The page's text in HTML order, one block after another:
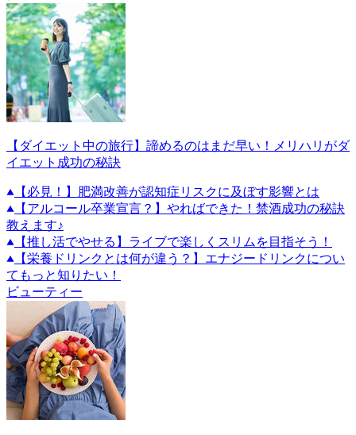
【ダイエット中の旅行】諦めるのはまだ早い！メリハリがダ
イエット成功の秘訣
【必見！】肥満改善が認知症リスクに及ぼす影響とは
【アルコール卒業宣言？】やればできた！禁酒成功の秘訣
教えます♪
【推し活でやせる】ライブで楽しくスリムを目指そう！
【栄養ドリンクとは何が違う？】エナジードリンクについ
てもっと知りたい！
ビューティー